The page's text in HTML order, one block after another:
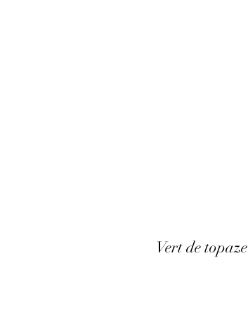
Vert de topaze